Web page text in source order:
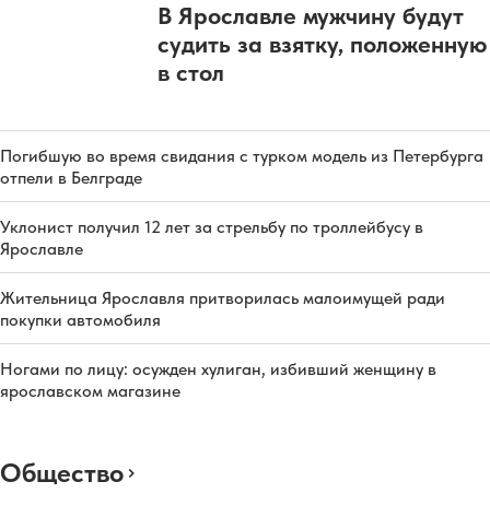
В Ярославле мужчину будут
судить за взятку, положенную
в стол
Погибшую во время свидания с турком модель из Петербурга
отпели в Белграде
Уклонист получил 12 лет за стрельбу по троллейбусу в
Ярославле
Жительница Ярославля притворилась малоимущей ради
покупки автомобиля
Ногами по лицу: осужден хулиган, избивший женщину в
ярославском магазине
Общество